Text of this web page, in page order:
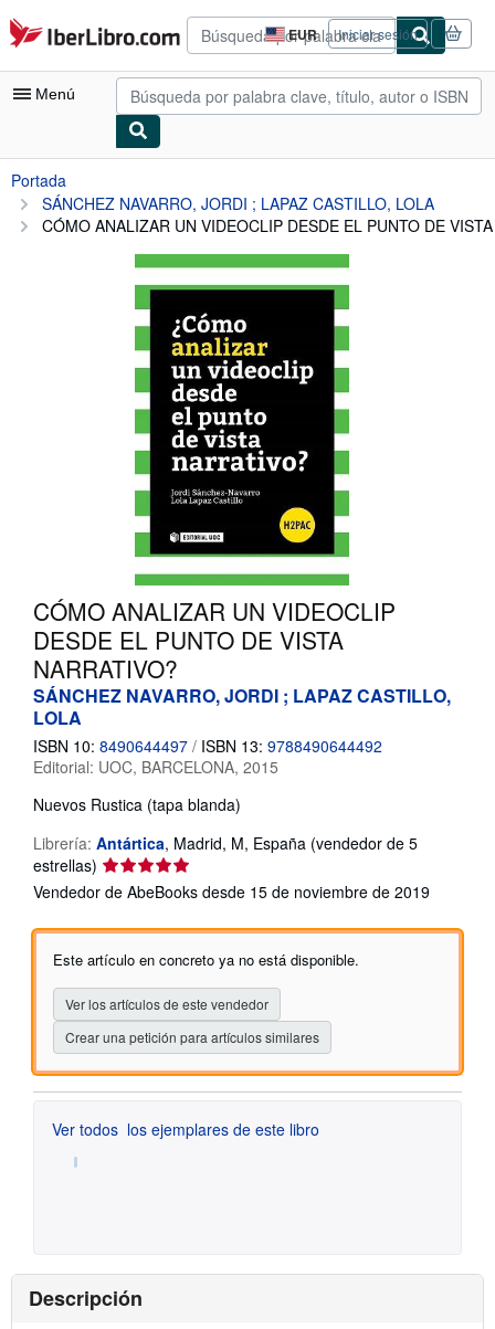
Pasar al contenido principal
IberLibro.com EUR
Preferencias
de
compra
del
Iniciar sesión
Menú
Mi cuenta
Consultar mis pedidos
Búsqueda avanzada
Arte y coleccionismo
Comenzar a vender
Portada
SÁNCHEZ NAVARRO, JORDI ; LAPAZ CASTILLO, LOLA
CÓMO ANALIZAR UN VIDEOCLIP DESDE EL PUNTO DE
CÓMO ANALIZAR UN VIDEOCLIP
DESDE EL PUNTO DE VISTA
NARRATIVO?
SÁNCHEZ NAVARRO, JORDI ; LAPAZ CASTILLO,
LOLA
ISBN 10: 8490644497 / ISBN 13: 9788490644492
Editorial: UOC, BARCELONA, 2015
Nuevos Rustica (tapa blanda)
Librería: Antártica, Madrid, M, España (vendedor de 5
estrellas) Calificación
del
5
de
estrellas
Vendedor de AbeBooks desde 15 de noviembre de 2019
Este artículo en concreto ya no está disponible.
Ver los artículos de este vendedor
Crear una petición para artículos similares
Ver todos los ejemplares de este libro
Descripción